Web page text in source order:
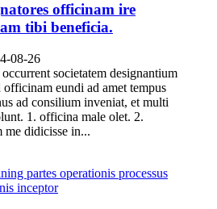
officinam ire
tibi beneficia.
08-26
societatem designantium
officinam eundi ad amet tempus
ad consilium inveniat, et multi
1. officina male olet. 2.
me didicisse in...